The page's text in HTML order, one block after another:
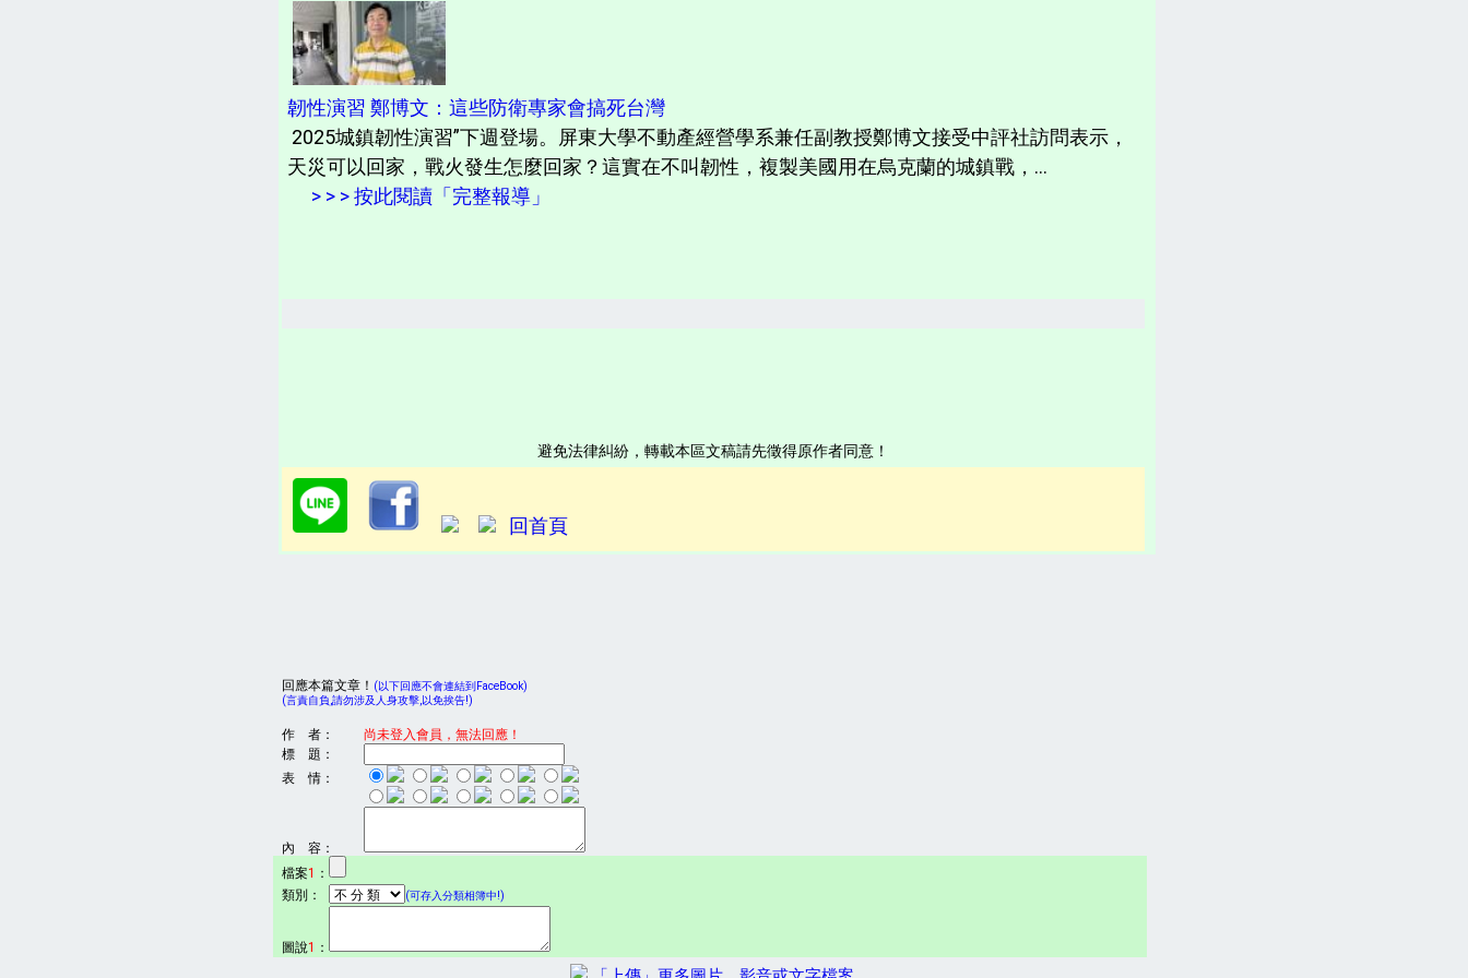
韌性演習 鄭博文：這些防衛專家會搞死台灣
2025城鎮韌性演習”下週登場。屏東大學不動產經營學系兼任副教授鄭博文接受中評社訪問表示，
天災可以回家，戰火發生怎麼回家？這實在不叫韌性，複製美國用在烏克蘭的城鎮戰，...
> > > 按此閱讀「完整報導」
避免法律糾紛，轉載本區文稿請先徵得原作者同意！
回首頁
回應本篇文章！ (以下回應不會連結到FaceBook)
(言責自負,請勿涉及人身攻擊,以免挨告!)
作 者：
尚未登入會員，無法回應！
標 題：
表 情：
內 容：
檔案1 ：
類別：
(可存入分類相簿中!)
圖說1 ：